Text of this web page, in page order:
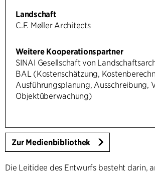
Landschaft
C.F. Møller Architects
Weitere Kooperationspartner
SINAI Gesellschaft von
BAL (Kostenschätzung,
Ausführungsplanung, Ausschreibung,
Objektüberwachung)
Zur Medienbibliothek
Die Leitidee des Entwurfs besteht darin,